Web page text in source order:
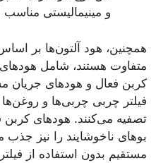
و مینیمالیستی
همچنین، هود آلتون‌ها بر
متفاوت هستند، شامل
کربن فعال و هودهای جریان
فیلتر چربی چربی‌ها و
تصفیه می‌کنند. هودهای کربن
بوهای ناخوشایند را نیز
مستقیم بدون استفاده از